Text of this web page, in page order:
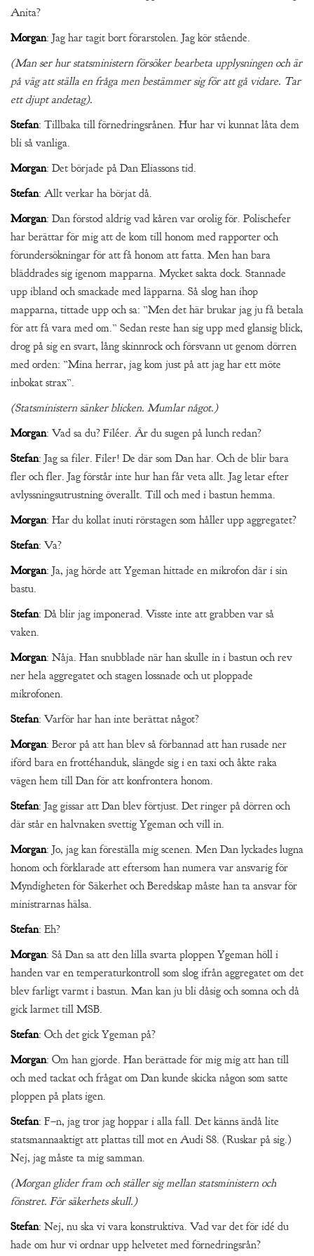
Anita?
Morgan: Jag har tagit bort förarstolen. Jag kör stående.
(Man ser hur statsministern försöker bearbeta upplysningen och är
på väg att ställa en fråga men bestämmer sig för att gå vidare. Tar
ett djupt andetag).
Stefan: Tillbaka till förnedringsrånen. Hur har vi kunnat låta dem
bli så vanliga.
Morgan: Det började på Dan Eliassons tid.
Stefan: Allt verkar ha börjat då.
Morgan: Dan förstod aldrig vad kåren var orolig för. Polischefer
har berättar för mig att de kom till honom med rapporter och
förundersökningar för att få honom att fatta. Men han bara
bläddrades sig igenom mapparna. Mycket sakta dock. Stannade
upp ibland och smackade med läpparna. Så slog han ihop
mapparna, tittade upp och sa: ”Men det här brukar jag ju få betala
för att få vara med om.” Sedan reste han sig upp med glansig blick,
drog på sig en svart, lång skinnrock och försvann ut genom dörren
med orden: ”Mina herrar, jag kom just på att jag har ett möte
inbokat strax”.
(Statsministern sänker blicken. Mumlar något.)
Morgan: Vad sa du? Filéer. Är du sugen på lunch redan?
Stefan: Jag sa filer. Filer! De där som Dan har. Och de blir bara
fler och fler. Jag förstår inte hur han får veta allt. Jag letar efter
avlyssningsutrustning överallt. Till och med i bastun hemma.
Morgan: Har du kollat inuti rörstagen som håller upp aggregatet?
Stefan: Va?
Morgan: Ja, jag hörde att Ygeman hittade en mikrofon där i sin
bastu.
Stefan: Då blir jag imponerad. Visste inte att grabben var så
vaken.
Morgan: Nåja. Han snubblade när han skulle in i bastun och rev
ner hela aggregatet och stagen lossnade och ut ploppade
mikrofonen.
Stefan: Varför har han inte berättat något?
Morgan: Beror på att han blev så förbannad att han rusade ner
iförd bara en frottéhanduk, slängde sig i en taxi och åkte raka
vägen hem till Dan för att konfrontera honom.
Stefan: Jag gissar att Dan blev förtjust. Det ringer på dörren och
där står en halvnaken svettig Ygeman och vill in.
Morgan: Jo, jag kan föreställa mig scenen. Men Dan lyckades lugna
honom och förklarade att eftersom han numera var ansvarig för
Myndigheten för Säkerhet och Beredskap måste han ta ansvar för
ministrarnas hälsa.
Stefan: Eh?
Morgan: Så Dan sa att den lilla svarta ploppen Ygeman höll i
handen var en temperaturkontroll som slog ifrån aggregatet om det
blev farligt varmt i bastun. Man kan ju bli dåsig och somna och då
gick larmet till MSB.
Stefan: Och det gick Ygeman på?
Morgan: Om han gjorde. Han berättade för mig mig att han till
och med tackat och frågat om Dan kunde skicka någon som satte
ploppen på plats igen.
Stefan: F–n, jag tror jag hoppar i alla fall. Det känns ändå lite
statsmannaaktigt att plattas till mot en Audi S8. (Ruskar på sig.)
Nej, jag måste ta mig samman.
(Morgan glider fram och ställer sig mellan statsministern och
fönstret. För säkerhets skull.)
Stefan: Nej, nu ska vi vara konstruktiva. Vad var det för idé du
hade om hur vi ordnar upp helvetet med förnedringsrån?